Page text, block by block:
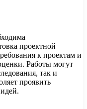
проектной
к проектам и
Работы могут
так и
проявить